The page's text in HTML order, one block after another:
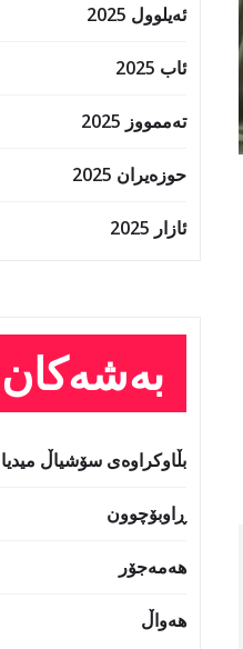
ئەیلوول 2025
ئاب 2025
تەممووز 2025
حوزه‌یران 2025
ئازار 2025
بەشەکان
بڵاوکراوەی سۆشیاڵ میدیا
ڕاوبۆچوون
هەمەجۆر
هەواڵ